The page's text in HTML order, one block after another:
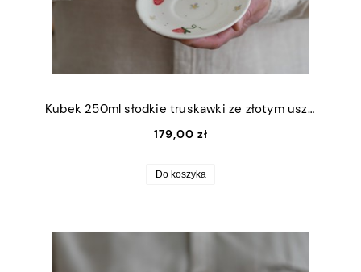
Kubek 250ml słodkie truskawki ze złotym uszkiem + talerzyk 12,5cm
179,00 zł
Do koszyka